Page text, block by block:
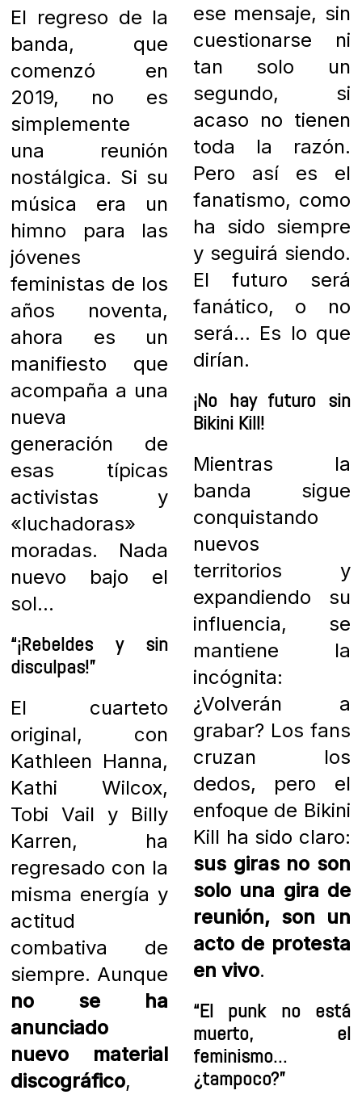
El regreso de la
banda, que
comenzó en
2019, no es
simplemente
una reunión
nostálgica. Si su
música era un
himno para las
jóvenes
feministas de los
años noventa,
ahora es un
manifiesto que
acompaña a una
nueva
generación de
esas típicas
activistas y
«luchadoras»
moradas. Nada
nuevo bajo el
sol…
“¡Rebeldes y sin
disculpas!”
El cuarteto
original, con
Kathleen Hanna,
Kathi Wilcox,
Tobi Vail y Billy
Karren, ha
regresado con la
misma energía y
actitud
combativa de
siempre. Aunque
no se ha
anunciado
nuevo material
discográfico,
ese mensaje, sin
cuestionarse ni
tan solo un
segundo, si
acaso no tienen
toda la razón.
Pero así es el
fanatismo, como
ha sido siempre
y seguirá siendo.
El futuro será
fanático, o no
será… Es lo que
dirían.
¡No hay futuro sin
Bikini Kill!
Mientras la
banda sigue
conquistando
nuevos
territorios y
expandiendo su
influencia, se
mantiene la
incógnita:
¿Volverán a
grabar? Los fans
cruzan los
dedos, pero el
enfoque de Bikini
Kill ha sido claro:
sus giras no son
solo una gira de
reunión, son un
acto de protesta
en vivo.
“El punk no está
muerto, el
feminismo…
¿tampoco?”